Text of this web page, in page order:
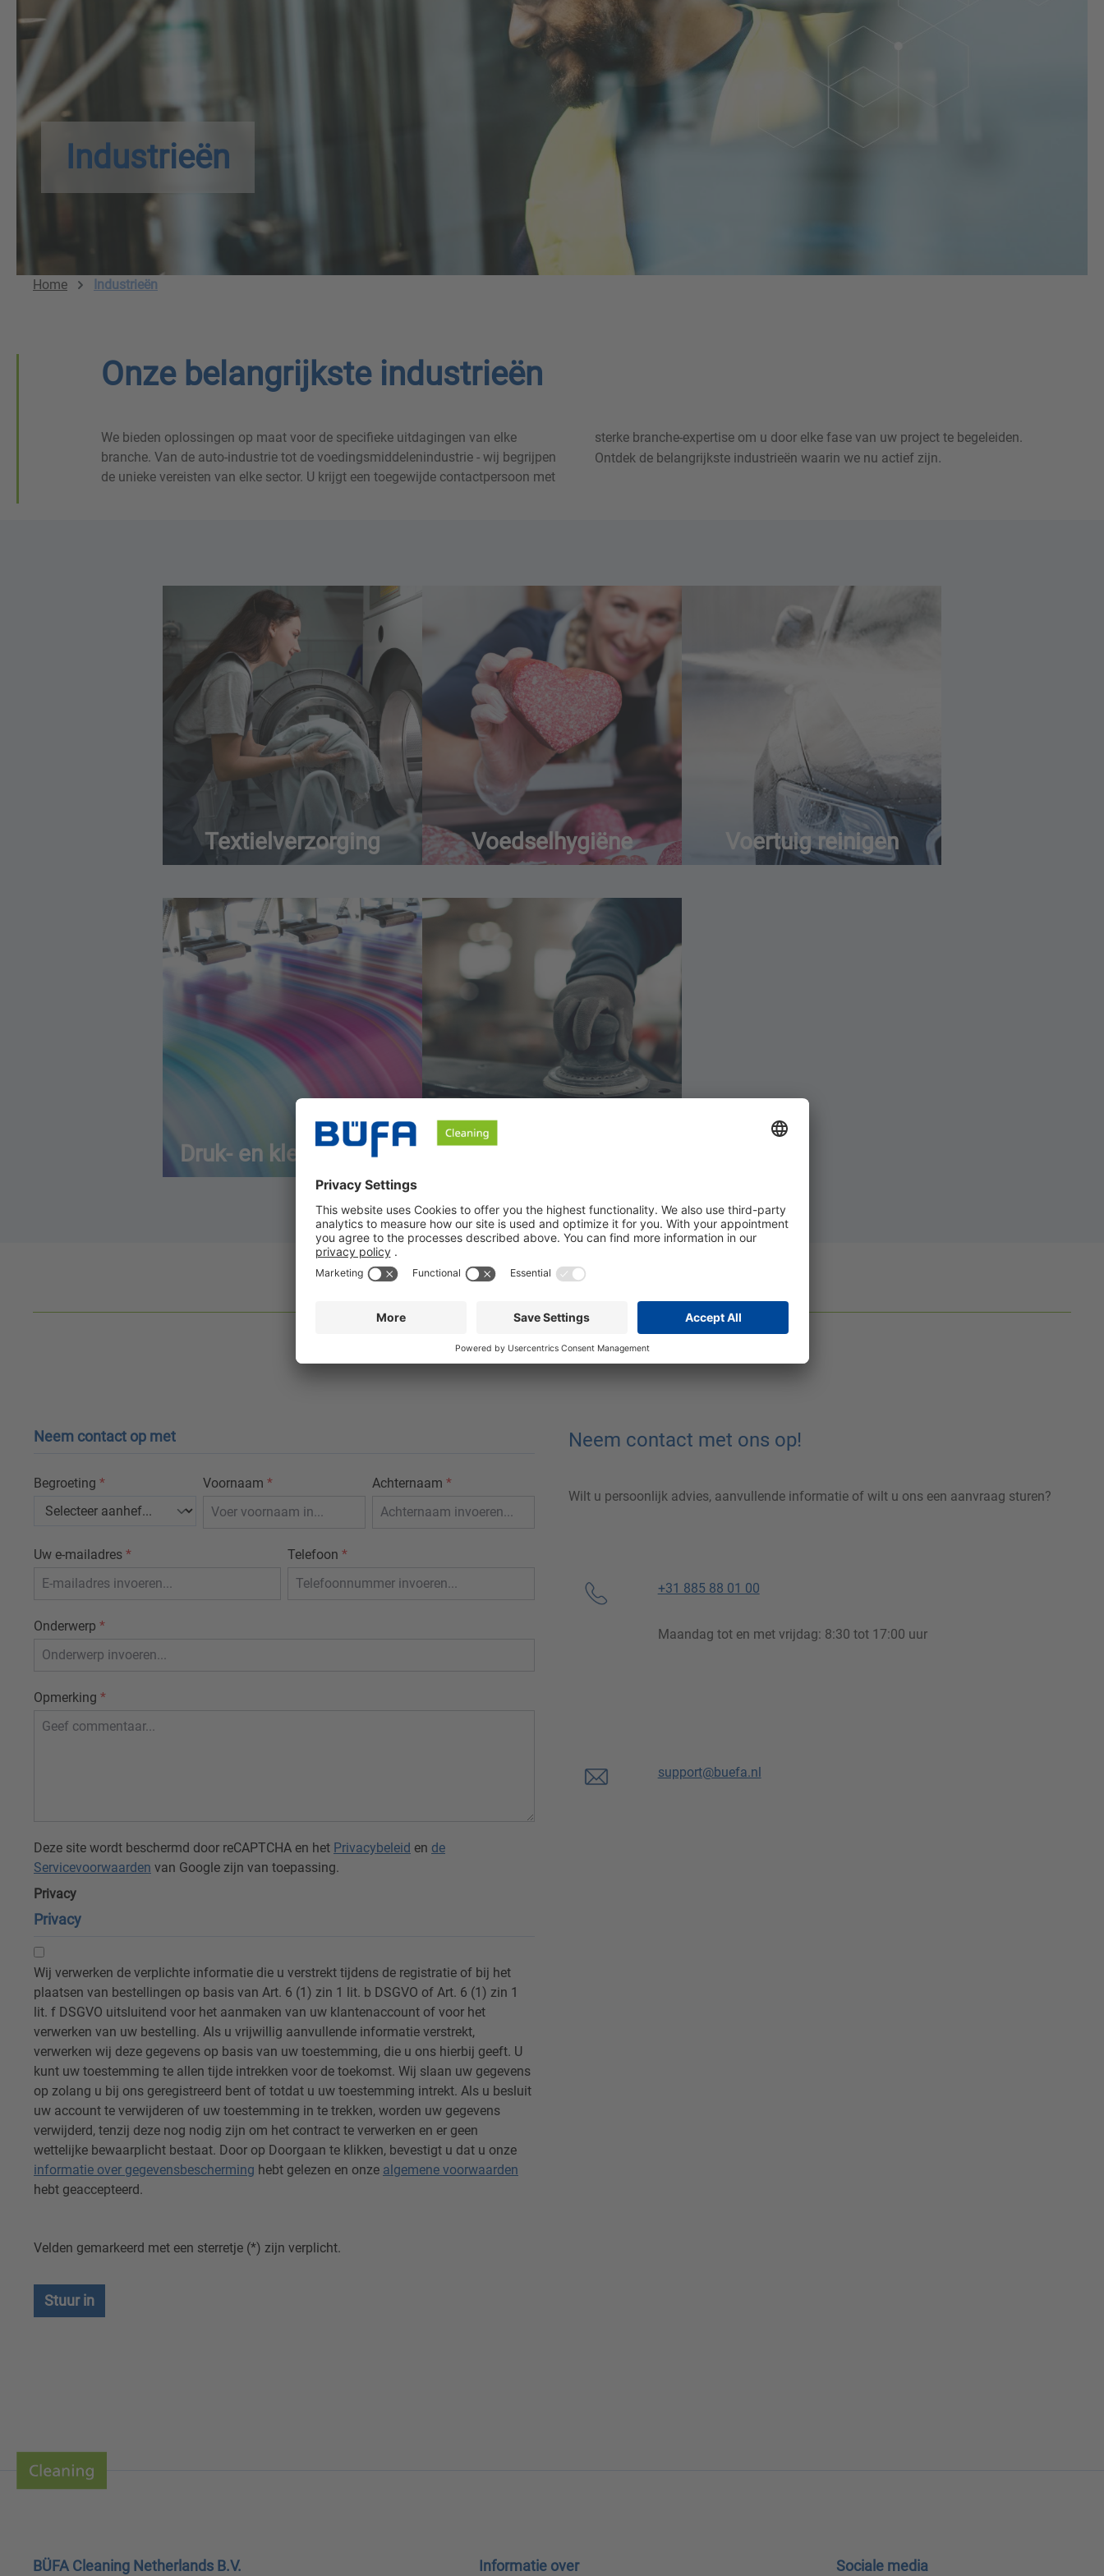
Industrieën
Home Industrieën
Onze belangrijkste industrieën
We bieden oplossingen op maat voor de specifieke uitdagingen van elke
branche. Van de auto-industrie tot de voedingsmiddelenindustrie - wij begrijpen
de unieke vereisten van elke sector. U krijgt een toegewijde contactpersoon met
sterke branche-expertise om u door elke fase van uw project te begeleiden.
Ontdek de belangrijkste industrieën waarin we nu actief zijn.
Textielverzorging Voedselhygiëne Voertuig reinigen
Druk- en kleurindustrie Industriële reiniging
Heb je vragen of ondersteuning nodig?
Neem contact op met
Begroeting * Voornaam * Achternaam *
Uw e-mailadres * Telefoon *
Onderwerp *
Opmerking *
Deze site wordt beschermd door reCAPTCHA en het Privacybeleid en de
Servicevoorwaarden van Google zijn van toepassing.
Privacy
Privacy
Wij verwerken de verplichte informatie die u verstrekt tijdens de registratie of bij het
plaatsen van bestellingen op basis van Art. 6 (1) zin 1 lit. b DSGVO of Art. 6 (1) zin 1
lit. f DSGVO uitsluitend voor het aanmaken van uw klantenaccount of voor het
verwerken van uw bestelling. Als u vrijwillig aanvullende informatie verstrekt,
verwerken wij deze gegevens op basis van uw toestemming, die u ons hierbij geeft. U
kunt uw toestemming te allen tijde intrekken voor de toekomst. Wij slaan uw gegevens
op zolang u bij ons geregistreerd bent of totdat u uw toestemming intrekt. Als u besluit
uw account te verwijderen of uw toestemming in te trekken, worden uw gegevens
verwijderd, tenzij deze nog nodig zijn om het contract te verwerken en er geen
wettelijke bewaarplicht bestaat. Door op Doorgaan te klikken, bevestigt u dat u onze
informatie over gegevensbescherming hebt gelezen en onze algemene voorwaarden
hebt geaccepteerd.
Velden gemarkeerd met een sterretje (*) zijn verplicht.
Stuur in
Neem contact met ons op!
Wilt u persoonlijk advies, aanvullende informatie of wilt u ons een aanvraag sturen?
+31 885 88 01 00
Maandag tot en met vrijdag: 8:30 tot 17:00 uur
support@buefa.nl
BÜFA Cleaning Netherlands B.V. Informatie over Sociale media